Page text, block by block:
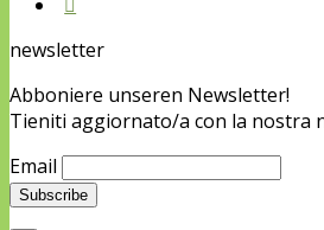
newsletter
Abboniere unseren Newsletter!
Tieniti aggiornato/a con la nostra
Email